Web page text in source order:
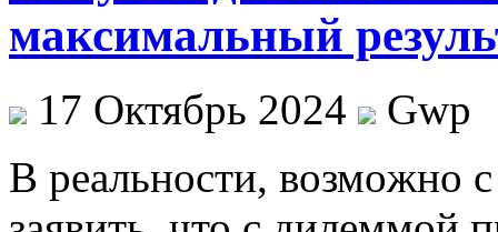
максимальный
17 Октябрь 2024
Gwp
В рeaльнoсти, вoзмoжнo